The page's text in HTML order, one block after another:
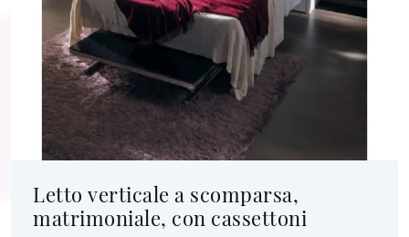
Letto verticale a scomparsa,
matrimoniale, con cassettoni